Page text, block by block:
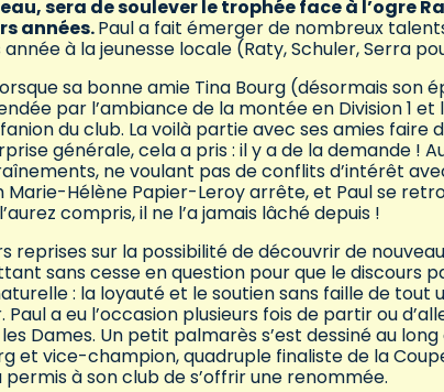
sera de soulever le trophée face à l’ogre
années.Paul a fait émerger de nombreux
à la jeunesse locale (Raty, Schuler, Serra
sa bonne amie Tina Bourg (désormais son
par l’ambiance de la montée en Division 1
du club. La voilà partie avec ses amies faire
générale, cela a pris : il y a de la demande !
ne voulant pas de conflits d’intérêt
Marie-Hélène Papier-Leroy arrête, et Paul se
compris, il ne l’a jamais lâché depuis !
reprises sur la possibilité de découvrir de
sans cesse en question pour que le discours
: la loyauté et le soutien sans faille de tout
a eu l’occasion plusieurs fois de partir ou
Dames. Un petit palmarès s’est dessiné au
et vice-champion, quadruple finaliste de la
à son club de s’offrir une renommée.